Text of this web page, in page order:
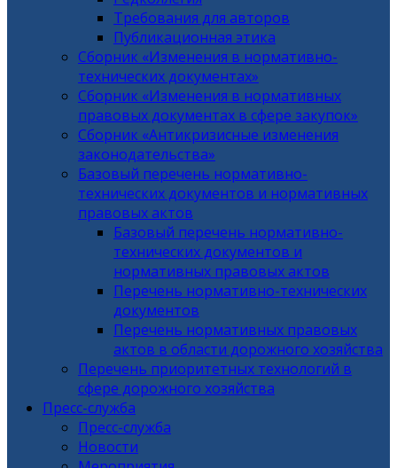
Требования для авторов
Публикационная этика
Сборник «Изменения в нормативно-
технических документах»
Сборник «Изменения в нормативных
правовых документах в сфере закупок»
Сборник «Антикризисные изменения
законодательства»
Базовый перечень нормативно-
технических документов и нормативных
правовых актов
Базовый перечень нормативно-
технических документов и
нормативных правовых актов
Перечень нормативно-технических
документов
Перечень нормативных правовых
актов в области дорожного хозяйства
Перечень приоритетных технологий в
сфере дорожного хозяйства
Пресс-служба
Пресс-служба
Новости